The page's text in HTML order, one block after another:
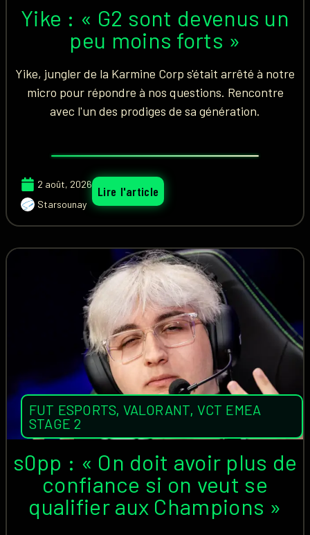
Yike : « G2 sont devenus un
peu moins forts »
Yike, jungler de la Karmine Corp s'était arrêté à notre
micro pour répondre à nos questions. Rencontre
avec l'un des prodiges de sa génération.
2 août, 2026
Starsounay
Lire l'article
FUT ESPORTS, VALORANT, VCT EMEA
STAGE 2
s0pp : « On doit avoir plus de
confiance si on veut se
qualifier aux Champions »